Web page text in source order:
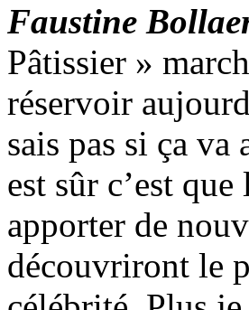
Faustine
Pâtissier »
réservoir
sais pas si ça va
est sûr c’est
apporter de
découvriront le